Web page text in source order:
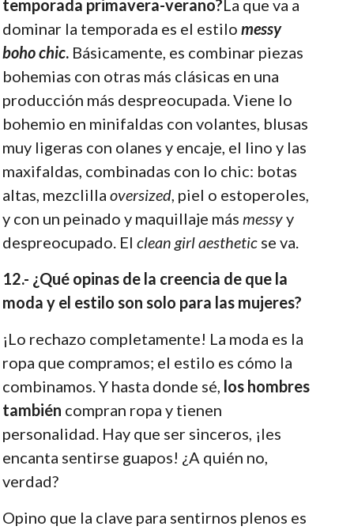
temporada primavera-verano? La que va a
dominar la temporada es el estilo messy
boho chic. Básicamente, es combinar piezas
bohemias con otras más clásicas en una
producción más despreocupada. Viene lo
bohemio en minifaldas con volantes, blusas
muy ligeras con olanes y encaje, el lino y las
maxifaldas, combinadas con lo chic: botas
altas, mezclilla oversized, piel o estoperoles,
y con un peinado y maquillaje más messyy
despreocupado. El clean girl aestheticse va.
12.- ¿Qué opinas de la creencia de que la
moda y el estilo son solo para las mujeres?
¡Lo rechazo completamente! La moda es la
ropa que compramos; el estilo es cómo la
combinamos. Y hasta donde sé, los hombres
también compran ropa y tienen
personalidad. Hay que ser sinceros, ¡les
encanta sentirse guapos! ¿A quién no,
verdad?
Opino que la clave para sentirnos plenos es